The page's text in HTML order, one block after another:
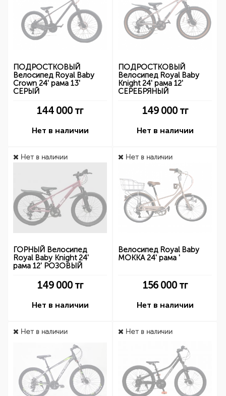
ПОДРОСТКОВЫЙ
Велосипед Royal Baby
Crown 24' рама 13'
СЕРЫЙ
144 000 тг
Нет в наличии
ПОДРОСТКОВЫЙ
Велосипед Royal Baby
Knight 24' рама 12'
СЕРЕБРЯНЫЙ
149 000тг
Нет в наличии
Нет в наличии
ГОРНЫЙ Велосипед
Royal Baby Knight 24'
рама 12' РОЗОВЫЙ
149 000тг
Нет в наличии
Нет в наличии
Велосипед Royal Baby
MOKKA 24' рама '
156 000тг
Нет в наличии
Нет в наличии Нет в наличии